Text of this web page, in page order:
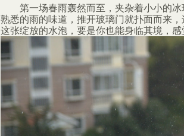
第一场春雨轰然而至，夹杂着小小的冰
熟悉的雨的味道，推开玻璃门就扑面而来
这张绽放的水泡，要是你也能身临其境，